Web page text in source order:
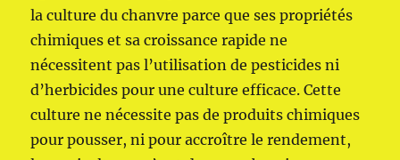
la culture du chanvre parce que ses propriétés
chimiques et sa croissance rapide ne
nécessitent pas l’utilisation de pesticides ni
d’herbicides pour une culture efficace. Cette
culture ne nécessite pas de produits chimiques
pour pousser, ni pour accroître le rendement,